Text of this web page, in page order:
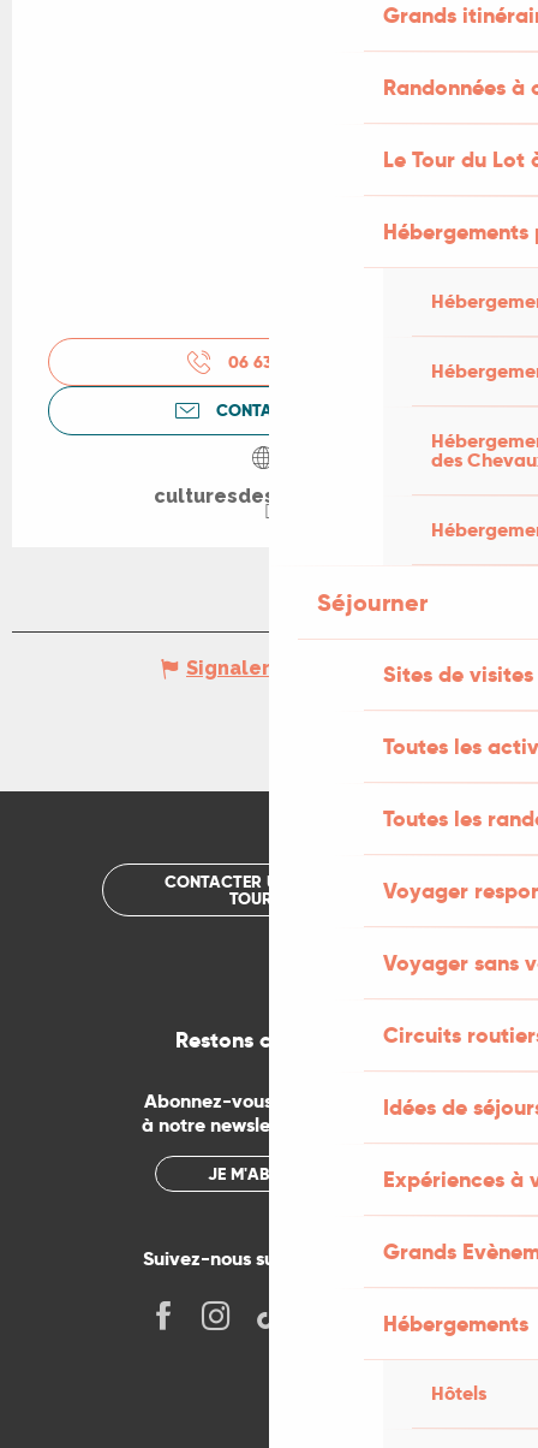
Grands
Randonnées
Le Tour du Lot
des
Séjourner
Sites de visites
Toutes les
Toutes les
Voyager
Voyager sans
Circuits
Idées de
Expériences à
Grands
Hébergements
Hôtels
06 63 23 65
CONTACTEZ-NOUS
culturesdesdemains.fr
Signaler une erreur
CONTACTER UN OFFICE DE
TOURISME
Restons connectés
Abonnez-vous gratuitement
à notre newsletter mensuelle
JE M'ABONNE
Suivez-nous sur les réseaux !